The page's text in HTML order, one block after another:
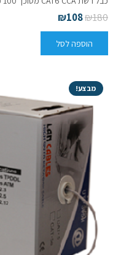
₪180
₪108
הוספה לסל
מבצע!